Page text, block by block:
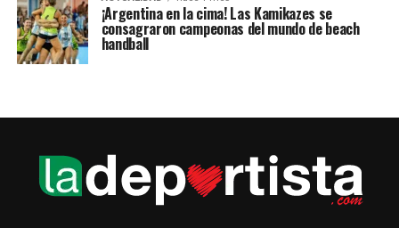
¡Argentina en la cima! Las Kamikazes se
consagraron campeonas del mundo de beach
handball